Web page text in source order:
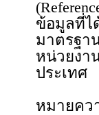
ข้อมูลที่ไ
มาตรฐา
หน่วยงา
ประเทศ
๓.๑.
หมายคว